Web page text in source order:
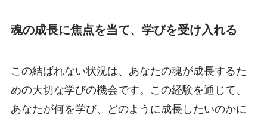
魂の成長に焦点を当て、学びを受け入れる
この結ばれない状況は、あなたの魂が成長するた
めの大切な学びの機会です。この経験を通じて、
あなたが何を学び、どのように成長したいのかに